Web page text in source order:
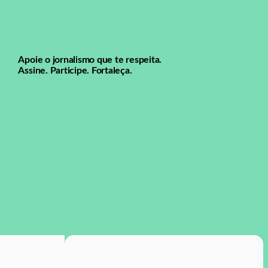
Apoie o jornalismo que te respeita.
Assine. Participe. Fortaleça.